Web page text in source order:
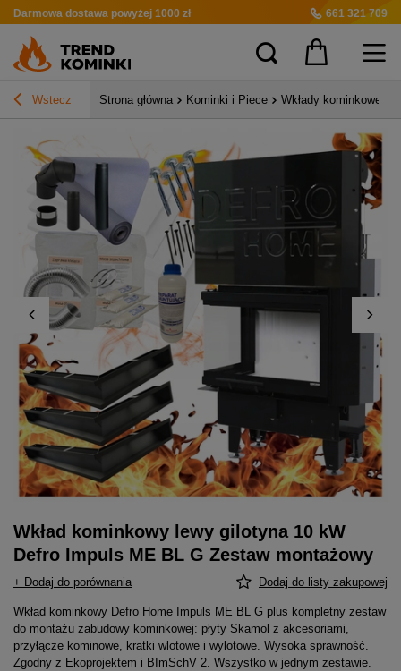
Darmowa dostawa powyżej 1000 zł 661 321 709
Wstecz Strona główna Kominki i Piece Wkłady kominkowe
Wkład kominkowy lewy gilotyna 10 kW
Defro Impuls ME BL G Zestaw montażowy
+ Dodaj do porównania Dodaj do listy zakupowej
Wkład kominkowy Defro Home Impuls ME BL G plus kompletny zestaw
do montażu zabudowy kominkowej: płyty Skamol z akcesoriami,
przyłącze kominowe, kratki wlotowe i wylotowe. Wysoka sprawność.
Zgodny z Ekoprojektem i BImSchV 2. Wszystko w jednym zestawie.